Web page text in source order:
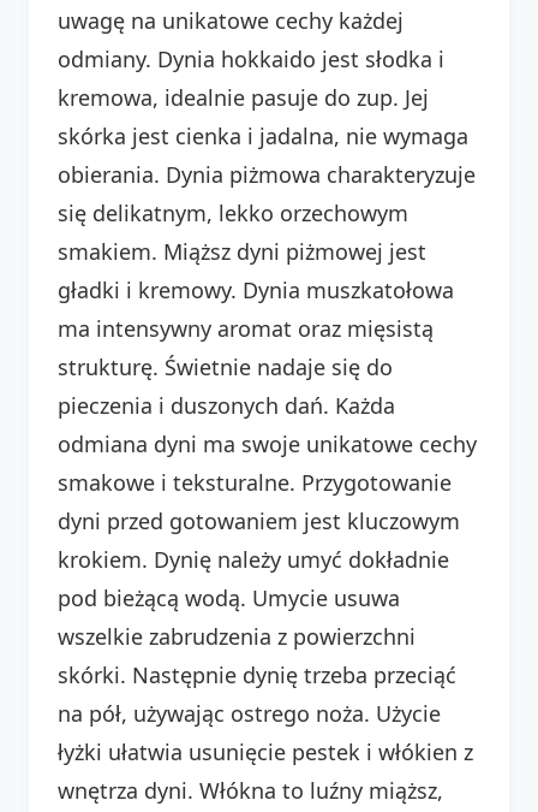
uwagę na unikatowe cechy każdej
odmiany. Dynia hokkaido jest słodka i
kremowa, idealnie pasuje do zup. Jej
skórka jest cienka i jadalna, nie wymaga
obierania. Dynia piżmowa charakteryzuje
się delikatnym, lekko orzechowym
smakiem. Miąższ dyni piżmowej jest
gładki i kremowy. Dynia muszkatołowa
ma intensywny aromat oraz mięsistą
strukturę. Świetnie nadaje się do
pieczenia i duszonych dań. Każda
odmiana dyni ma swoje unikatowe cechy
smakowe i teksturalne. Przygotowanie
dyni przed gotowaniem jest kluczowym
krokiem. Dynię należy umyć dokładnie
pod bieżącą wodą. Umycie usuwa
wszelkie zabrudzenia z powierzchni
skórki. Następnie dynię trzeba przeciąć
na pół, używając ostrego noża. Użycie
łyżki ułatwia usunięcie pestek i włókien z
wnętrza dyni. Włókna to luźny miąższ,